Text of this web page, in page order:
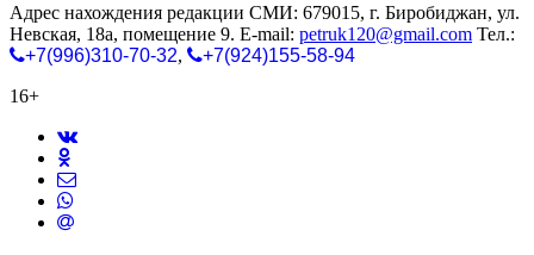
Адрес нахождения редакции СМИ: 679015, г. Биробиджан, ул.
Невская, 18а, помещение 9. E-mail: petruk120@gmail.com Тел.:
+7(996)310-70-32,
+7(924)155-58-94
16+